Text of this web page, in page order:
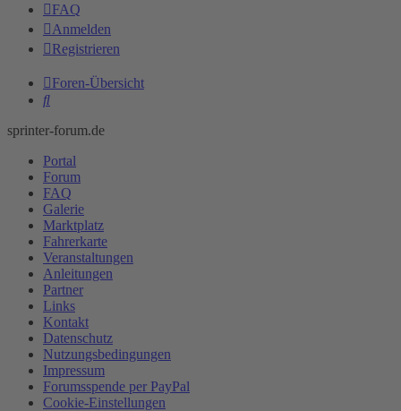
FAQ
Anmelden
Registrieren
Foren-Übersicht
Suche
sprinter-forum.de
Portal
Forum
FAQ
Galerie
Marktplatz
Fahrerkarte
Veranstaltungen
Anleitungen
Partner
Links
Kontakt
Datenschutz
Nutzungsbedingungen
Impressum
Forumsspende per PayPal
Cookie-Einstellungen